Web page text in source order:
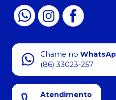
Chame no
(86) 33023-257
Atendimento